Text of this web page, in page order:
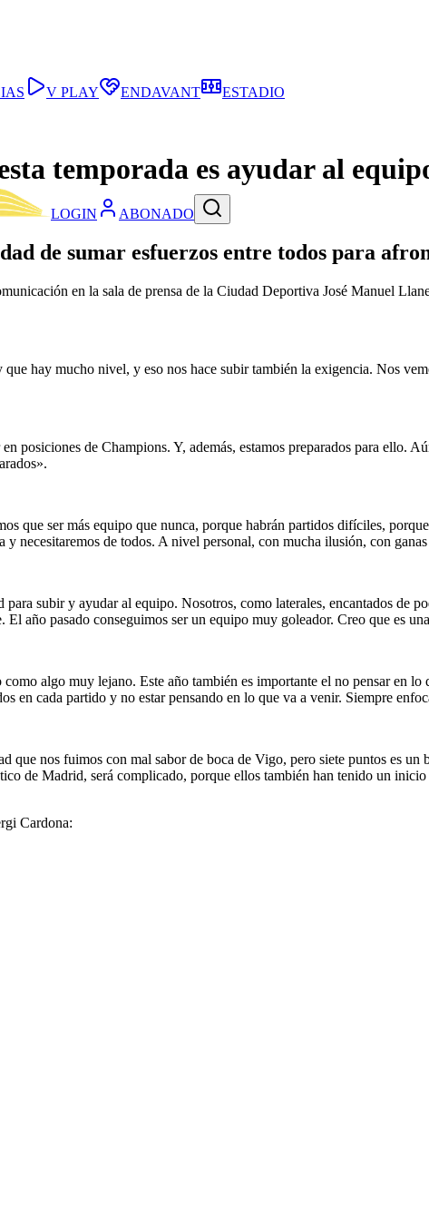
LOGIN ABONADO
V PLAY ENDAVANT ESTADIO
temporada es ayudar al
de sumar esfuerzos entre todos para
en la sala de prensa de la Ciudad Deportiva José Manuel
hay mucho nivel, y eso nos hace subir también la exigencia. Nos
posiciones de Champions. Y, además, estamos preparados para ello.
que ser más equipo que nunca, porque habrán partidos difíciles,
y necesitaremos de todos. A nivel personal, con mucha ilusión, con
subir y ayudar al equipo. Nosotros, como laterales, encantados de
año pasado conseguimos ser un equipo muy goleador. Creo que es
algo muy lejano. Este año también es importante el no pensar en
en cada partido y no estar pensando en lo que va a venir. Siempre
nos fuimos con mal sabor de boca de Vigo, pero siete puntos es
de Madrid, será complicado, porque ellos también han tenido un
Cardona: